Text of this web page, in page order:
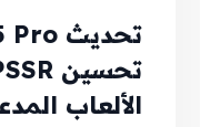
الألعاب